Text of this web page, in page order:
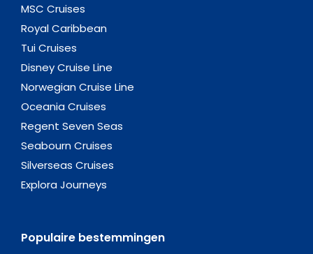
MSC Cruises
Royal Caribbean
Tui Cruises
Disney Cruise Line
Norwegian Cruise Line
Oceania Cruises
Regent Seven Seas
Seabourn Cruises
Silverseas Cruises
Explora Journeys
Populaire bestemmingen